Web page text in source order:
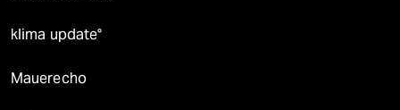
klima update°
Mauerecho